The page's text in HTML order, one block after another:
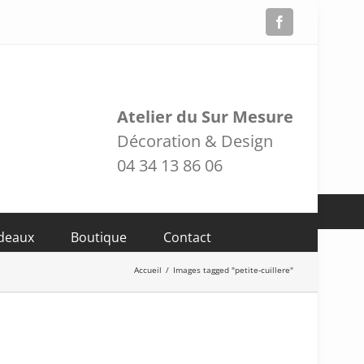
Atelier du Sur Mesure
Décoration & Design
04 34 13 86 06
Boutique Contact
Accueil / Images tagged "petite-cuillere"